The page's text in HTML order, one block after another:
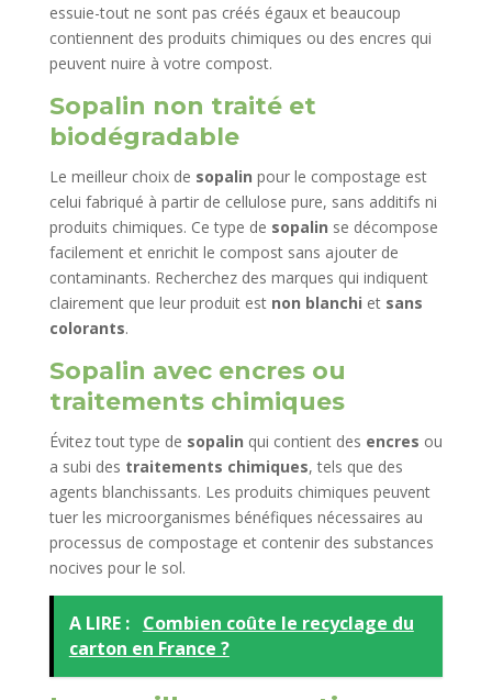
essuie-tout ne sont pas créés égaux et beaucoup
contiennent des produits chimiques ou des encres qui
peuvent nuire à votre compost.
Sopalin non traité et
biodégradable
Le meilleur choix de sopalin pour le compostage est
celui fabriqué à partir de cellulose pure, sans additifs ni
produits chimiques. Ce type de sopalin se décompose
facilement et enrichit le compost sans ajouter de
contaminants. Recherchez des marques qui indiquent
clairement que leur produit est non blanchi et sans
colorants.
Sopalin avec encres ou
traitements chimiques
Évitez tout type de sopalin qui contient des encres ou
a subi des traitements chimiques, tels que des
agents blanchissants. Les produits chimiques peuvent
tuer les microorganismes bénéfiques nécessaires au
processus de compostage et contenir des substances
nocives pour le sol.
A LIRE : Combien coûte le recyclage du
carton en France ?